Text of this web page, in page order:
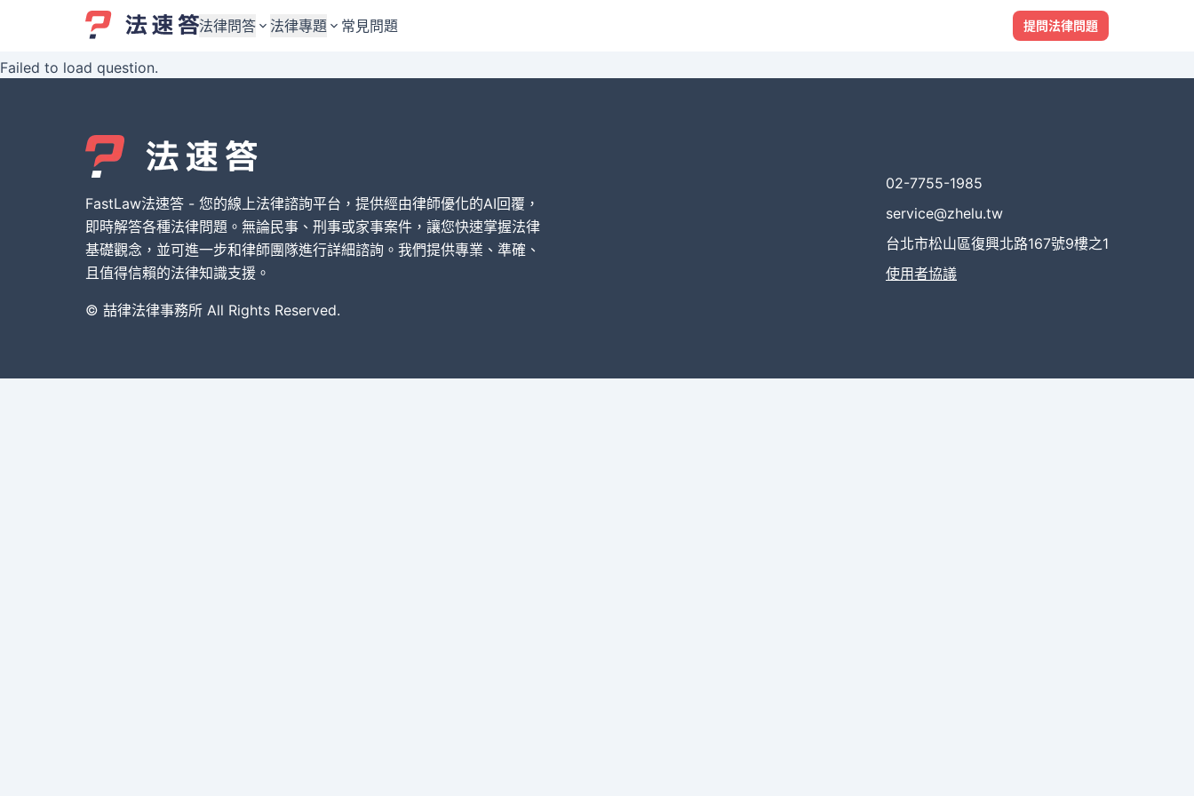
法律問答
婚姻與監護權
債務與債權
刑事犯罪案件
其他案件類型
法律專題
婚姻與監護權
債務與債權
刑事犯罪案件
其他案件類型
常見問題 提問法律問題
Failed to load question.
FastLaw法速答 - 您的線上法律諮詢平台，提供經由律師優化的AI回覆，
即時解答各種法律問題。無論民事、刑事或家事案件，讓您快速掌握法律
基礎觀念，並可進一步和律師團隊進行詳細諮詢。我們提供專業、準確、
且值得信賴的法律知識支援。
© 喆律法律事務所 All Rights Reserved.
02-7755-1985
service@zhelu.tw
台北市松山區復興北路167號9樓之1
使用者協議